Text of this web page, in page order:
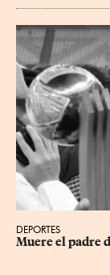
DEPORTES
Muere el padre